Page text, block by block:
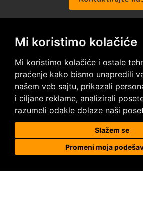
Mi koristimo kolačiće
Mi koristimo kolačiće i ostale
praćenje kako bismo unapredili
našem veb sajtu, prikazali
i ciljane reklame, analizirali
razumeli odakle dolaze naši
Slažem se
Promeni moja
Posetite nas na društvenim
Prodaja i ugradnja podnih
Megapod d.o.o.